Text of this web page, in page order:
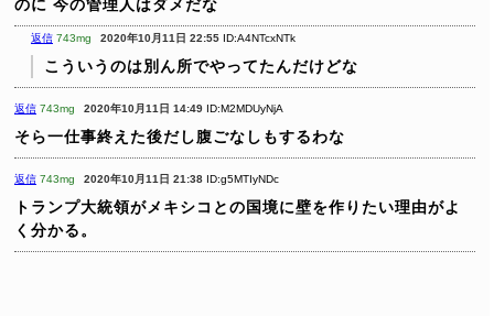
のに 今の管理人はダメだな
返信 743mg 2020年10月11日 22:55 ID:A4NTcxNTk
こういうのは別ん所でやってたんだけどな
返信 743mg 2020年10月11日 14:49 ID:M2MDUyNjA
そら一仕事終えた後だし腹ごなしもするわな
返信 743mg 2020年10月11日 21:38 ID:g5MTIyNDc
トランプ大統領がメキシコとの国境に壁を作りたい理由がよ
く分かる。